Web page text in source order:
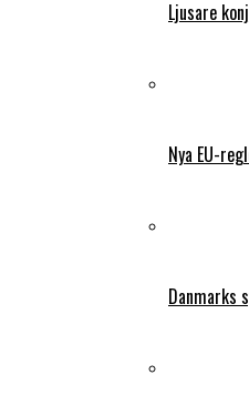
Ljusare
Nya EU-
Danmarks